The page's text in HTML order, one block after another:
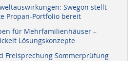
Swegon stellt
Propan-Portfolio bereit
für Mehrfamilienhäuser –
Lösungskonzepte
Freisprechung Sommerprüfung